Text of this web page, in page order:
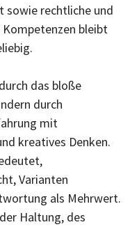
sowie rechtliche und
Kompetenzen bleibt
das bloße
durch
mit
kreatives Denken.
Varianten
als Mehrwert.
Haltung, des